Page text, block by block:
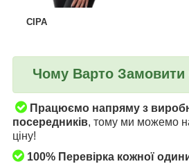
СІРА
Чому Варто
Працюємо напряму з
посередників, тому ми можемо
ціну!
100% Перевірка кожної